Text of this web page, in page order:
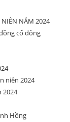
NĂM 2024
cổ đông
niên 2024
2024
Hồng